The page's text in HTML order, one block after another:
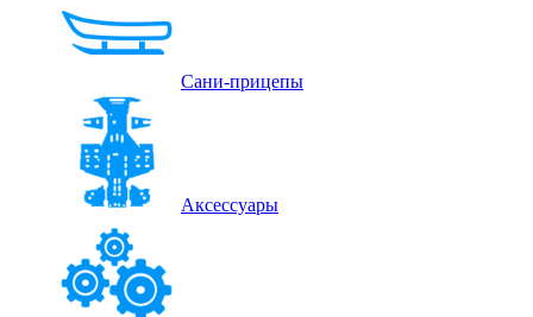
Сани-прицепы
Аксессуары